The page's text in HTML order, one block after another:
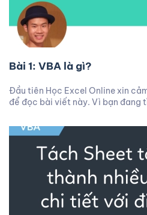
Bài 1: VBA là gì?
Đầu tiên Học Excel Online xin
để đọc bài viết này. Vì bạn đang